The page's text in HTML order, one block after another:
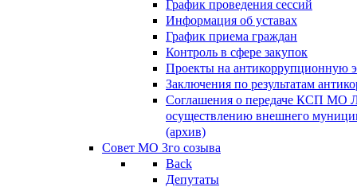
График проведения сессий
Информация об уставах
График приема граждан
Контроль в сфере закупок
Проекты на антикоррупционную
Заключения по результатам
Соглашения о передаче КСП МО
осуществлению внешнего
(архив)
Совет МО 3го созыва
Back
Депутаты